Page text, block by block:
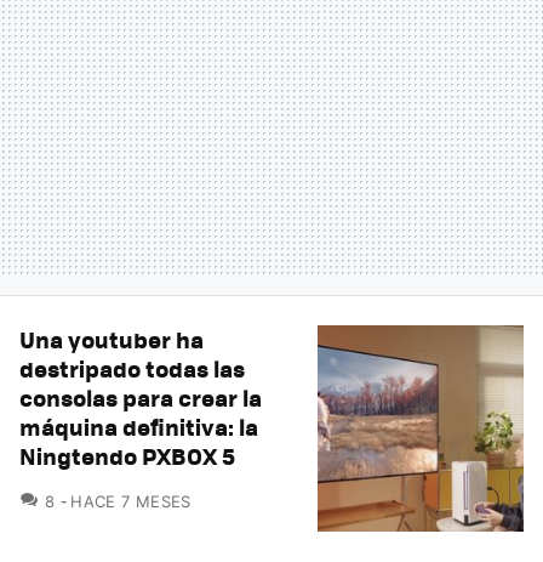
Una youtuber ha
destripado todas las
consolas para crear la
máquina definitiva: la
Ningtendo PXBOX 5
8 COMENTARIOS
HACE 7 MESES